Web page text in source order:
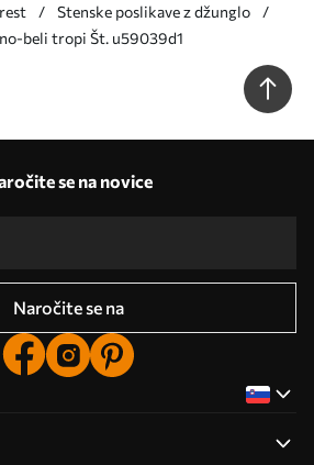
Stenske poslikave z džunglo
beli tropi Št. u59039d1
se na novice
Naročite se na